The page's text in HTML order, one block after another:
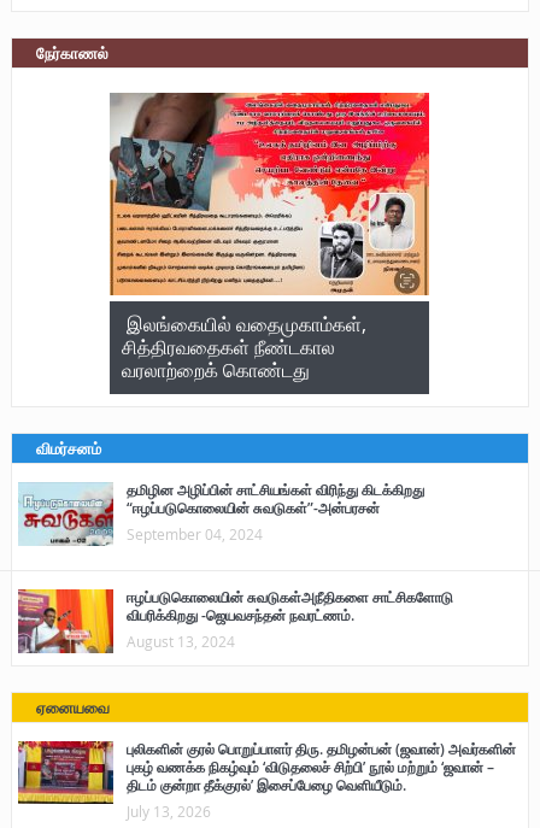
நேர்காணல்
இலங்கையில் வதைமுகாம்கள்,
சித்திரவதைகள் நீண்டகால
வரலாற்றைக் கொண்டது
விமர்சனம்
தமிழின அழிப்பின் சாட்சியங்கள் விரிந்து கிடக்கிறது
“ஈழப்படுகொலையின் சுவடுகள்”-அன்பரசன்
September 04, 2024
ஈழப்படுகொலையின் சுவடுகள்அநீதிகளை சாட்சிகளோடு
விபரிக்கிறது -ஜெயவசந்தன் நவரட்ணம்.
August 13, 2024
ஏனையவை
புலிகளின் குரல் பொறுப்பாளர் திரு. தமிழன்பன் (ஜவான்) அவர்களின்
புகழ் வணக்க நிகழ்வும் ‘விடுதலைச் சிற்பி’ நூல் மற்றும் ‘ஜவான் –
திடம் குன்றா தீக்குரல்’ இசைப்பேழை வெளியீடும்.
July 13, 2026